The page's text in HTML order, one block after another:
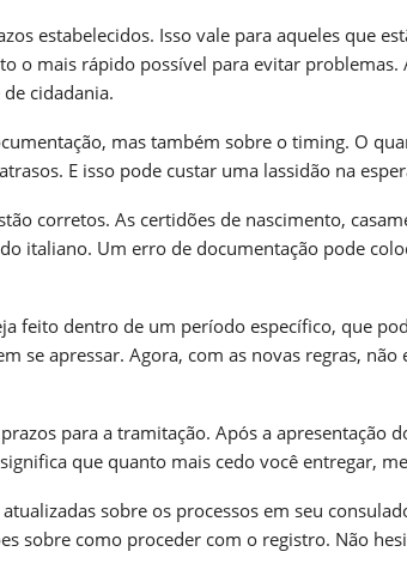
estabelecidos. Isso vale para aqueles que
o mais rápido possível para evitar
cidadania.
mas também sobre o timing. O
E isso pode custar uma lassidão na
corretos. As certidões de nascimento,
italiano. Um erro de documentação pode
feito dentro de um período específico, que
se apressar. Agora, com as novas regras, não
para a tramitação. Após a apresentação
que quanto mais cedo você entregar,
sobre os processos em seu
sobre como proceder com o registro. Não